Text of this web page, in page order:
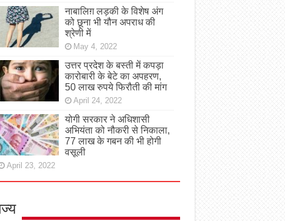
नाबालिग़ लड़की के विशेष अंग
को छूना भी यौन अपराध की
श्रेणी में
May 4, 2022
उत्तर प्रदेश के बस्ती में कपड़ा
कारोबारी के बेटे का अपहरण,
50 लाख रुपये फिरौती की मांग
April 24, 2022
योगी सरकार ने अधिशासी
अभियंता को नौकरी से निकाला,
77 लाख के गबन की भी होगी
वसूली
April 23, 2022